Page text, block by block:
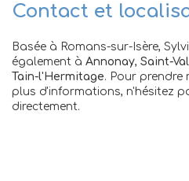
Contact et
Basée à Romans-sur-Isère,
également à Annonay, Saint-
Tain-l'Hermitage. Pour prendre
plus d'informations, n'hésitez
directement.